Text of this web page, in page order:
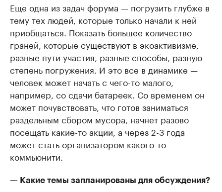
Еще одна из задач форума — погрузить глубже в
тему тех людей, которые только начали к ней
приобщаться. Показать большее количество
граней, которые существуют в экоактивизме,
разные пути участия, разные способы, разную
степень погружения. И это все в динамике —
человек может начать с чего-то малого,
например, со сдачи батареек. Со временем он
может почувствовать, что готов заниматься
раздельным сбором мусора, начнет разово
посещать какие-то акции, а через 2-3 года
может стать организатором какого-то
коммьюнити.
— Какие темы запланированы для обсуждения?